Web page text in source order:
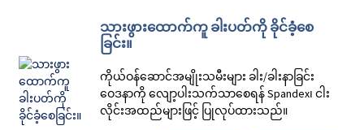
သားဖွားထောက်ကူ ခါးပတ်ကို ခိုင်ခံ့စေ
ခြင်း။
ကိုယ်ဝန်ဆောင်အမျိုးသမီးများ ခါး/ခါးနာခြင်း
ဝေဒနာကို လျော့ပါးသက်သာစေရန် Spandex၊ ငါး
လိုင်းအထည်များဖြင့် ပြုလုပ်ထားသည်။